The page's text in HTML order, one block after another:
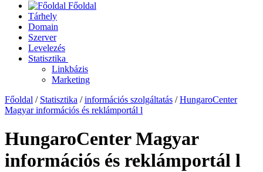
Főoldal
Tárhely
Domain
Szerver
Levelezés
Statisztika
Linkbázis
Marketing
Főoldal / Statisztika /információs szolgáltatás /HungaroCenter
Magyar információs és reklámportál l
HungaroCenter Magyar
információs és reklámportál l